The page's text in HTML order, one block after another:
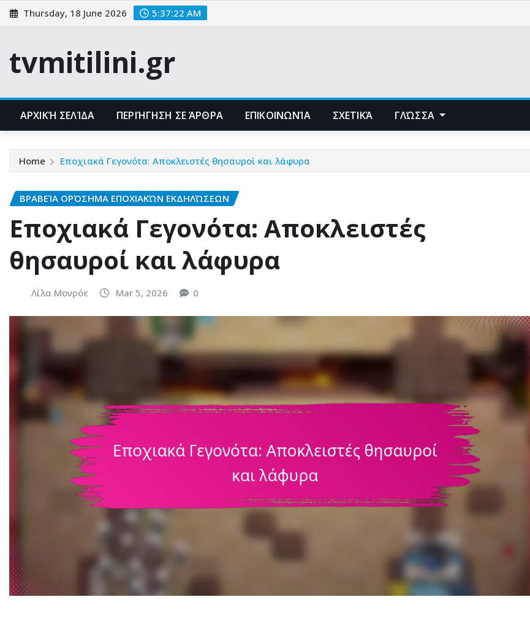
Skip
to
Thursday, 18 June 2026 5:37:23 AM
tvmitilini.gr
ΑΡΧΙΚΉ ΣΕΛΊΔΑ ΠΕΡΙΉΓΗΣΗ ΣΕ ΆΡΘΡΑ ΕΠΙΚΟΙΝΩΝΊΑ ΣΧΕΤΙΚΆ ΓΛΏΣΣΑ
Home Εποχιακά Γεγονότα: Αποκλειστές θησαυροί και λάφυρα
ΒΡΑΒΕΊΑ ΟΡΌΣΗΜΑ ΕΠΟΧΙΑΚΏΝ ΕΚΔΗΛΏΣΕΩΝ
Εποχιακά Γεγονότα: Αποκλειστές
θησαυροί και λάφυρα
Λίλα Μονρόε Mar 5, 2026 0